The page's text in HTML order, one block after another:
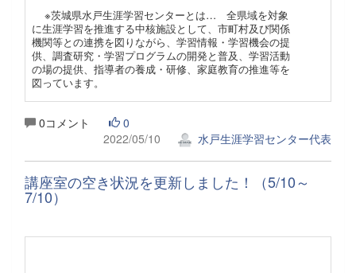
※茨城県水戸生涯学習センターとは… 全県域を対象
に生涯学習を推進する中核施設として、市町村及び関係
機関等との連携を図りながら、学習情報・学習機会の提
供、調査研究・学習プログラムの開発と普及、学習活動
の場の提供、指導者の養成・研修、家庭教育の推進等を
図っています。
0コメント
0
2022/05/10
水戸生涯学習センター代表
講座室の空き状況を更新しました！（5/10～
7/10）